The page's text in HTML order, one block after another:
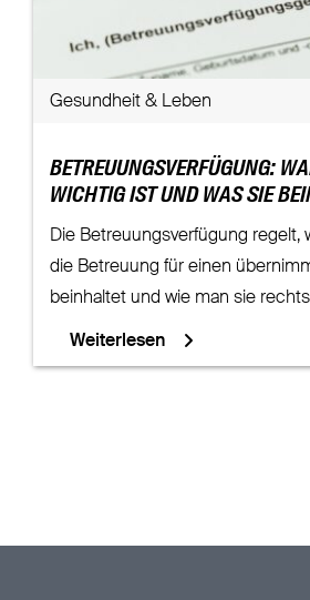
Gesundheit & Leben
BETREUUNGSVERFÜGUNG:
WICHTIG IST UND WAS SIE
Die Betreuungsverfügung regelt,
die Betreuung für einen
beinhaltet und wie man sie
Weiterlesen